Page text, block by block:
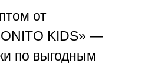
от
KIDS» —
по выгодным